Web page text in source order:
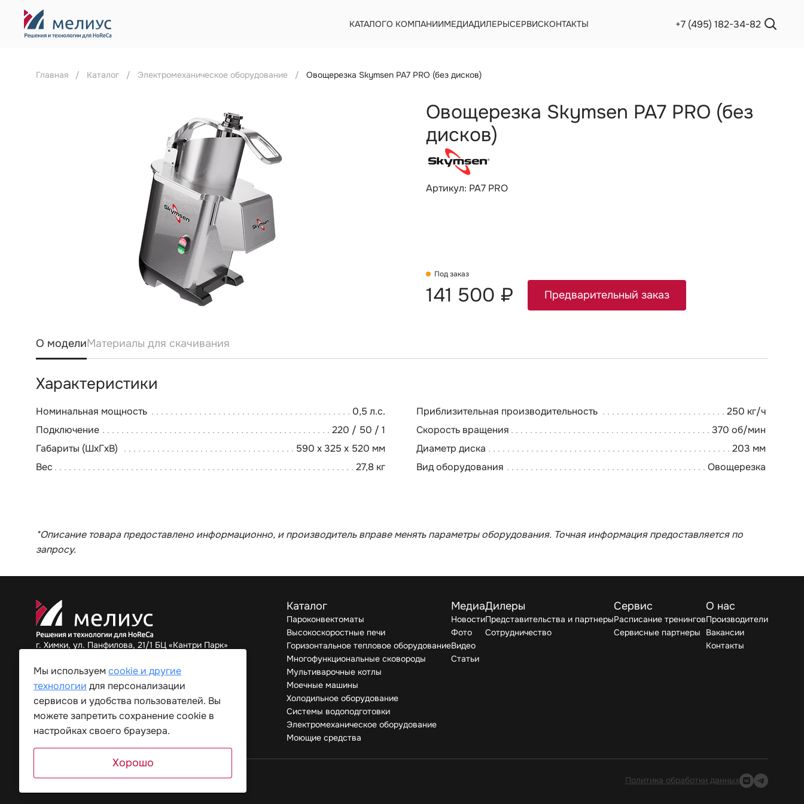
КАТАЛОГО КОМПАНИИМЕДИАДИЛЕРЫСЕРВИСКОНТАКТЫ +7 (495) 182-34-82
Главная Каталог Электромеханическое оборудование Овощерезка Skymsen PA7 PRO (без дисков)
Овощерезка Skymsen PA7 PRO (без
дисков)
Артикул: PA7 PRO
Под заказ
141 500 ₽ Предварительный заказ
О моделиМатериалы для скачивания
Характеристики
Номинальная мощность
0,5 л.с.
Подключение
220 / 50 / 1
Габариты (ШхГхВ)
590 x 325 x 520 мм
Вес
27,8 кг
Приблизительная производительность
250 кг/ч
Скорость вращения
370 об/мин
Диаметр диска
203 мм
Вид оборудования
Овощерезка
*Описание товара предоставлено информационно, и производитель вправе менять параметры оборудования. Точная информация предоставляется по
запросу.
г. Химки, ул. Панфилова, 21/1 БЦ «Кантри Парк»
Каталог
Пароконвектоматы
Высокоскоростные печи
Горизонтальное тепловое оборудование
Многофункциональные сковороды
Мультиварочные котлы
Моечные машины
Холодильное оборудование
Системы водоподготовки
Электромеханическое оборудование
Моющие средства
Медиа
Новости
Фото
Видео
Статьи
Дилеры
Представительства и партнеры
Сотрудничество
Сервис
Расписание тренингов
Сервисные партнеры
О нас
Производители
Вакансии
Контакты
© 2026 “Мелиус Хорека”. Все права защищены. Политика обработки данных
Мы используемcookie и другие
технологии для персонализации
сервисов и удобства пользователей. Вы
можете запретить сохранение cookie в
настройках своего браузера.
Хорошо